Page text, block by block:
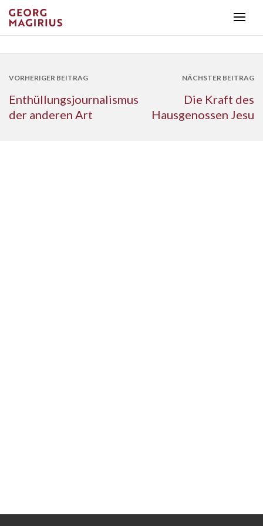
VORHERIGER BEITRAG
Enthüllungsjournalismus
der anderen Art
NÄCHSTER BEITRAG
Die Kraft des
Hausgenossen Jesu